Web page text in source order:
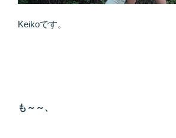
い
使
と
Keikoです。
も～～、